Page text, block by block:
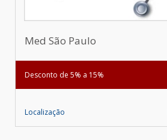
Med São Paulo
Desconto de 5% a 15%
Localização